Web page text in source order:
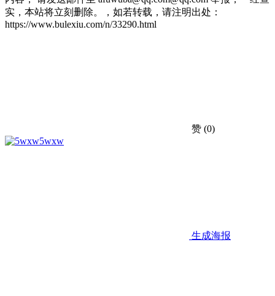
实，本站将立刻删除。，如若转载，请注明出处：
https://www.bulexiu.com/n/33290.html
赞 (0)
5wxw
生成海报